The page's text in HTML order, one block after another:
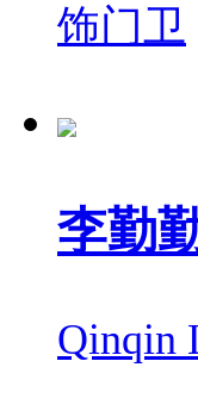
饰门卫
李勤
Qinqin